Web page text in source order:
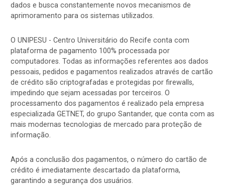
dados e busca constantemente novos mecanismos de
aprimoramento para os sistemas utilizados.
O UNIPESU - Centro Universitário do Recife conta com
plataforma de pagamento 100% processada por
computadores. Todas as informações referentes aos dados
pessoais, pedidos e pagamentos realizados através de cartão
de crédito são criptografadas e protegidas por firewalls,
impedindo que sejam acessadas por terceiros. O
processamento dos pagamentos é realizado pela empresa
especializada GETNET, do grupo Santander, que conta com as
mais modernas tecnologias de mercado para proteção de
informação.
Após a conclusão dos pagamentos, o número do cartão de
crédito é imediatamente descartado da plataforma,
garantindo a segurança dos usuários.